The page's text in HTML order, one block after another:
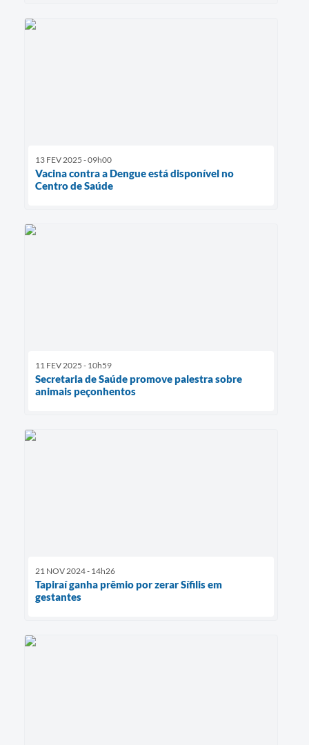
13 FEV 2025 - 09h00
Vacina contra a Dengue está disponível no
Centro de Saúde
11 FEV 2025 - 10h59
Secretaria de Saúde promove palestra sobre
animais peçonhentos
21 NOV 2024 - 14h26
Tapiraí ganha prêmio por zerar Sífilis em
gestantes